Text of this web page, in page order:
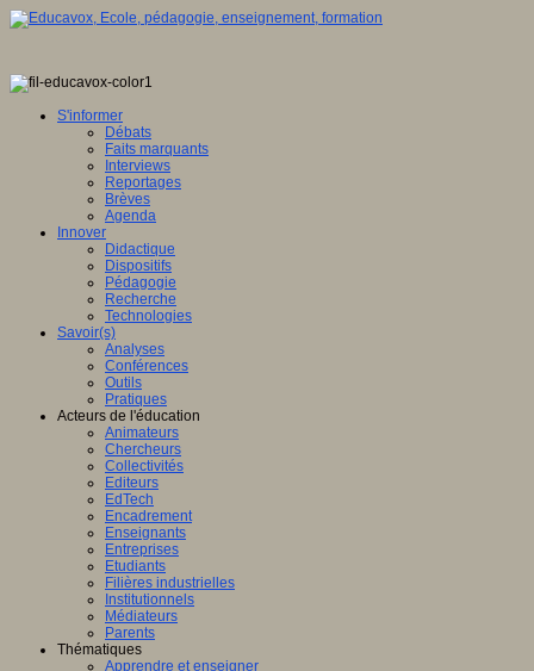
S'informer
Débats
Faits marquants
Interviews
Reportages
Brèves
Agenda
Innover
Didactique
Dispositifs
Pédagogie
Recherche
Technologies
Savoir(s)
Analyses
Conférences
Outils
Pratiques
Acteurs de l'éducation
Animateurs
Chercheurs
Collectivités
Editeurs
EdTech
Encadrement
Enseignants
Entreprises
Etudiants
Filières industrielles
Institutionnels
Médiateurs
Parents
Thématiques
Apprendre et enseigner